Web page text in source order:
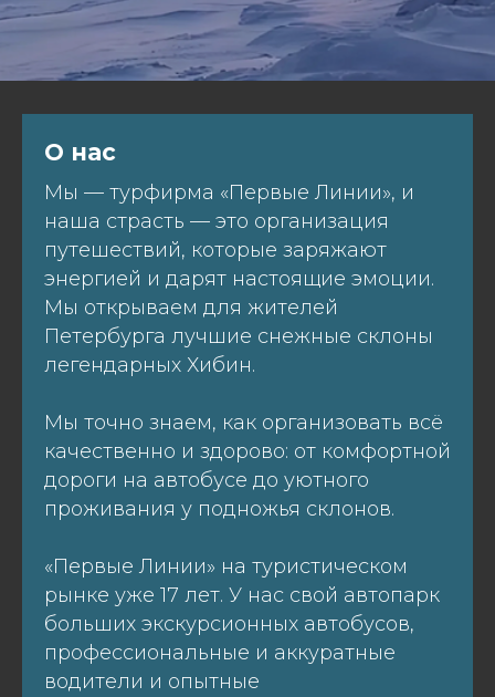
О нас
Мы — турфирма «Первые Линии», и
наша страсть — это организация
путешествий, которые заряжают
энергией и дарят настоящие эмоции.
Мы открываем для жителей
Петербурга лучшие снежные склоны
легендарных Хибин.
Мы точно знаем, как организовать всё
качественно и здорово: от комфортной
дороги на автобусе до уютного
проживания у подножья склонов.
«Первые Линии» на туристическом
рынке уже 17 лет. У нас свой автопарк
больших экскурсионных автобусов,
профессиональные и аккуратные
водители и опытные